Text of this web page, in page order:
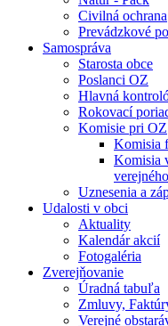
Civilná ochrana
Prevádzkové
Samospráva
Starosta obce
Poslanci OZ
Hlavná
Rokovací
Komisie pri OZ
Komisia
Komisia
Uznesenia a
Udalosti v obci
Aktuality
Kalendár akcií
Fotogaléria
Zverejňovanie
Úradná tabuľa
Zmluvy,
Verejné